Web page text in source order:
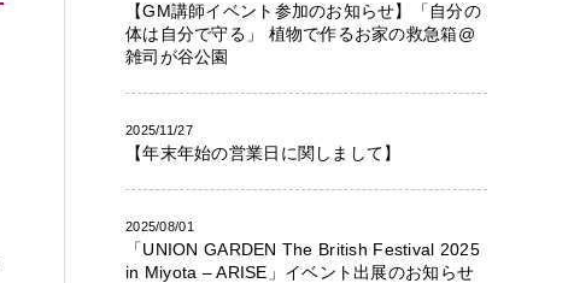
【GM講師イベント参加のお知らせ】「自分の
体は自分で守る」 植物で作るお家の救急箱@
雑司が谷公園
2025/11/27
【年末年始の営業日に関しまして】
2025/08/01
「UNION GARDEN The British Festival 2025
in Miyota – ARISE」イベント出展のお知らせ